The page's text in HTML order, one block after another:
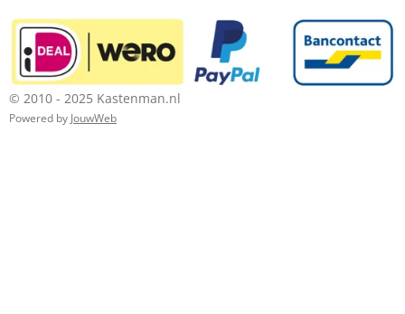
© 2010 - 2025 Kastenman.nl
Powered by JouwWeb